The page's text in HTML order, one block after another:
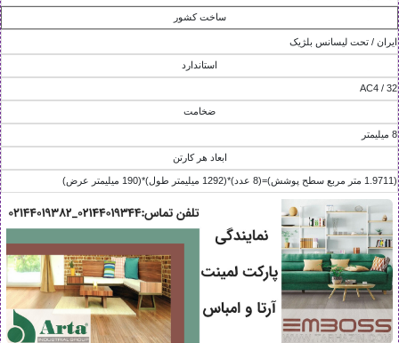
ساخت کشور
ايران / تحت ليسانس بلژيک
استاندارد
AC4 / 32
ضخامت
8 ميليمتر
ابعاد هر کارتن
(1.9711 متر مربع سطح پوشش)=(8 عدد)*(1292 ميليمتر طول)*(190 ميليمتر عرض)